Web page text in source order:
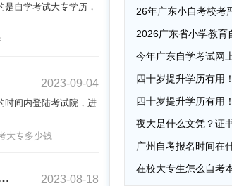
夜大是什么文凭？证
广州自考报名时间在
自学考试大专学历，
2023-09-04
时间内登陆考试院，进
大专多少钱
学历？条件是什么？ 2023-08-18